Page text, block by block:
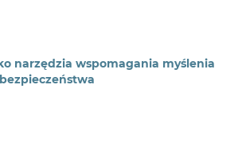
narzędzia wspomagania myślenia